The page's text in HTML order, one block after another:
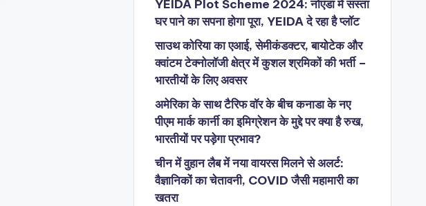
YEIDA Plot Scheme 2024: नोएडा में सस्ता
घर पाने का सपना होगा पूरा, YEIDA दे रहा है प्लॉट
साउथ कोरिया का एआई, सेमीकंडक्टर, बायोटेक और
क्वांटम टेक्नोलॉजी क्षेत्र में कुशल श्रमिकों की भर्ती –
भारतीयों के लिए अवसर
अमेरिका के साथ टैरिफ वॉर के बीच कनाडा के नए
पीएम मार्क कार्नी का इमिग्रेशन के मुद्दे पर क्या है रुख,
भारतीयों पर पड़ेगा प्रभाव?
चीन में वुहान लैब में नया वायरस मिलने से अलर्ट:
वैज्ञानिकों का चेतावनी, COVID जैसी महामारी का
खतरा